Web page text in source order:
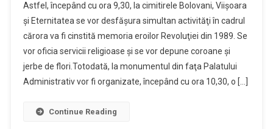
Municipiului
Ploieşti
Şi
Garnizoana
Ploieşti
Organizează
Astfel, începând cu ora 9,30, la cimitirele Bolovani, Viişoara
şi Eternitatea se vor desfăşura simultan activităţi în cadrul
cărora va fi cinstită memoria eroilor Revoluţiei din 1989. Se
vor oficia servicii religioase şi se vor depune coroane şi
jerbe de flori.Totodată, la monumentul din faţa Palatului
Administrativ vor fi organizate, începând cu ora 10,30, o […]
Continue Reading